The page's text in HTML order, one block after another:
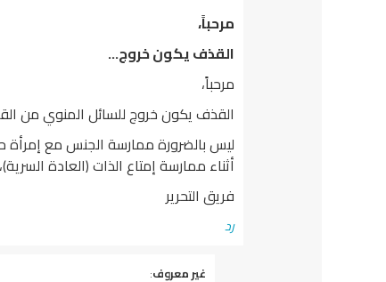
مرحباً،
القذف يكون خروج…
مرحباً،
القذف يكون خروج للسائل المنوي من
ليس بالضرورة ممارسة الجنس مع إمرأة
أثناء ممارسة إمتاع الذات (العادة
فريق التحرير
رد
يقول
غير معروف: